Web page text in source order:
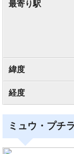
最寄り駅
緯度
経度
ミュウ・プチ